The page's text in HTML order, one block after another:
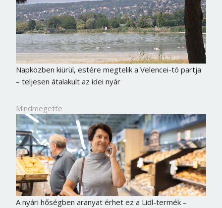
Napközben kiürül, estére megtelik a Velencei-tó partja
– teljesen átalakult az idei nyár
Mindmegette
A nyári hőségben aranyat érhet ez a Lidl-termék –